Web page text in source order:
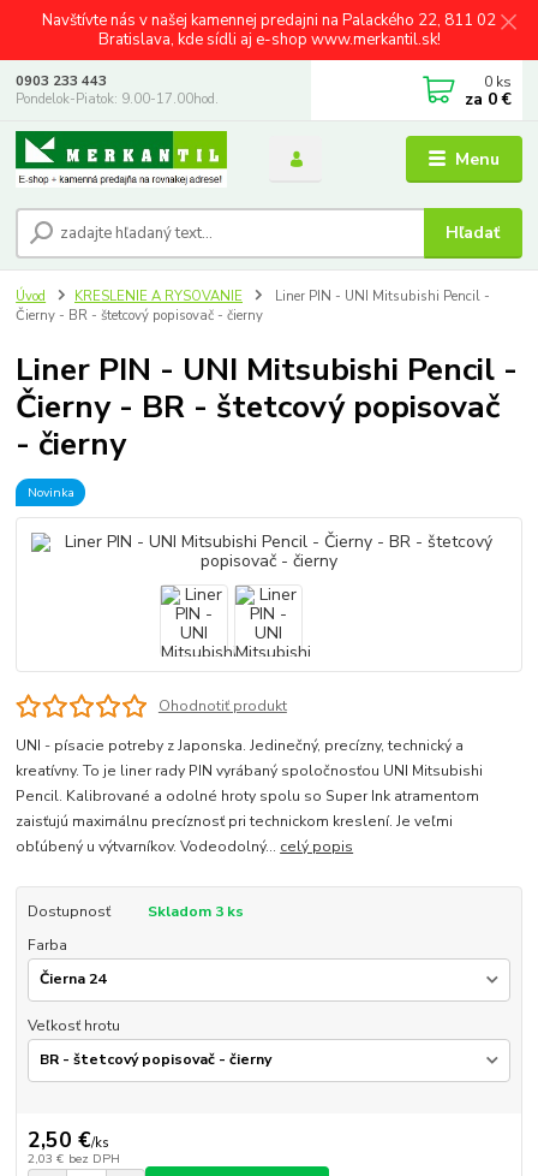
Navštívte nás v našej kamennej predajni na Palackého 22, 811 02
Bratislava, kde sídli aj e-shop www.merkantil.sk!
Menu
Hľadať
0903 233 443
Pondelok-Piatok: 9.00-17.00hod.
0 ks
za 0 €
Úvod KRESLENIE A RYSOVANIE
Liner PIN - UNI Mitsubishi Pencil -
Čierny - BR - štetcový popisovač - čierny
Liner PIN - UNI Mitsubishi Pencil -
Čierny - BR - štetcový popisovač
- čierny
Novinka
Ohodnotiť produkt
UNI - písacie potreby z Japonska. Jedinečný, precízny, technický a
kreatívny. To je liner rady PIN vyrábaný spoločnosťou UNI Mitsubishi
Pencil. Kalibrované a odolné hroty spolu so Super Ink atramentom
zaisťujú maximálnu precíznosť pri technickom kreslení. Je veľmi
obľúbený u výtvarníkov. Vodeodolný... celý popis
Dostupnosť
Skladom 3 ks
Farba
Veľkosť hrotu
2,50 €/ks
2,03 € bez DPH